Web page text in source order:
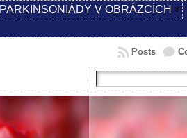
PARKINSONIÁDY V OBRÁZCÍCH
Posts